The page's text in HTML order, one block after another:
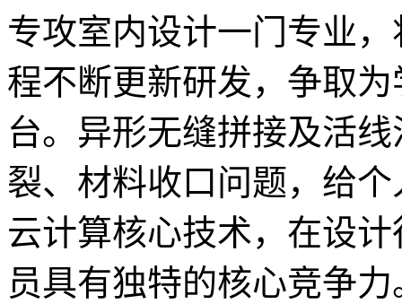
专攻室内设计一门专业
程不断更新研发，争取
台。异形无缝拼接及活
裂、材料收口问题，给
云计算核心技术，在设
员具有独特的核心竞争